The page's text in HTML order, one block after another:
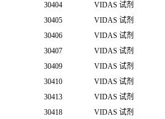
30404
VIDAS 试剂
30405
VIDAS 试剂
30406
VIDAS 试剂
30407
VIDAS 试剂
30409
VIDAS 试剂
30410
VIDAS 试剂
30413
VIDAS 试剂
30418
VIDAS 试剂